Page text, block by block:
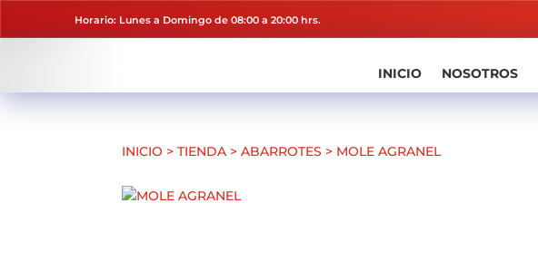
Horario: Lunes a Domingo de 08:00 a 20:00 hrs.
INICIO NOSOTROS
INICIO >TIENDA >ABARROTES > MOLE AGRANEL